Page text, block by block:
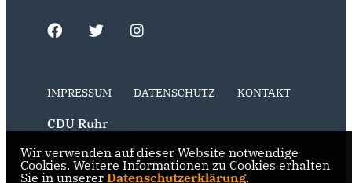
IMPRESSUM DATENSCHUTZ KONTAKT
CDU Ruhr
CDU NRW
Wir verwenden auf dieser Website notwendige
Cookies. Weitere Informationen zu Cookies erhalten
Sie in unserer Datenschutzerklärung.